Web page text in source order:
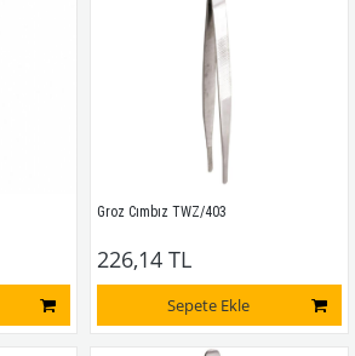
Groz Cımbız TWZ/403
226,14 TL
Sepete Ekle